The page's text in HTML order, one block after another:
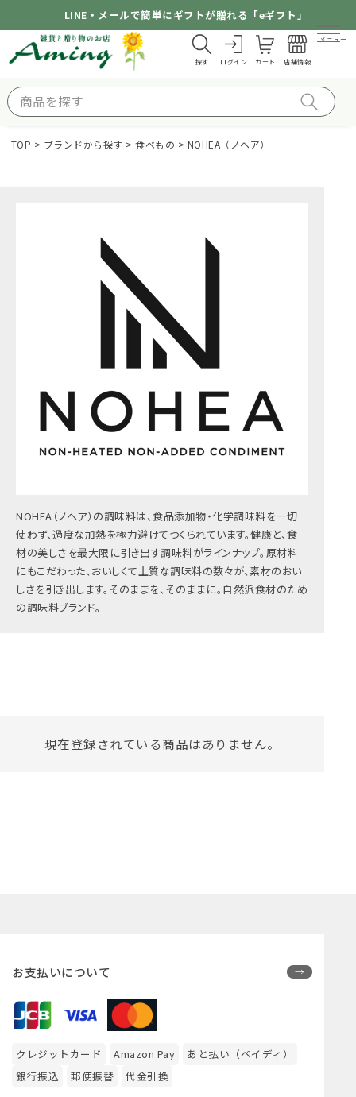
LINE・メールで簡単にギフトが贈れる「eギフト」
探す ログイン カート 店舗情報
メニュー
TOP ブランドから探す 食べもの NOHEA（ノヘア）
NOHEA（ノヘア）の調味料は、食品添加物・化学調味料を一切
使わず、過度な加熱を極力避けてつくられています。健康と、食
材の美しさを最大限に引き出す調味料がラインナップ。原材料
にもこだわった、おいしくて上質な調味料の数々が、素材のおい
しさを引き出します。そのままを、そのままに。自然派食材のため
の調味料ブランド。
現在登録されている商品はありません。
お支払いについて
クレジットカード Amazon Pay
あと払い（ペイディ）
銀行振込
郵便振替 代金引換